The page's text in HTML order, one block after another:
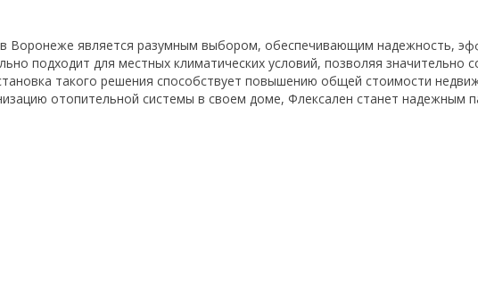
Воронеже является разумным выбором, обеспечивающим надежность,
подходит для местных климатических условий, позволяя значительно
такого решения способствует повышению общей стоимости
отопительной системы в своем доме, Флексален станет надежным